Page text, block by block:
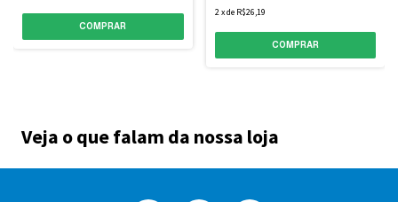
2xde R$26,19
Veja o que falam da nossa loja